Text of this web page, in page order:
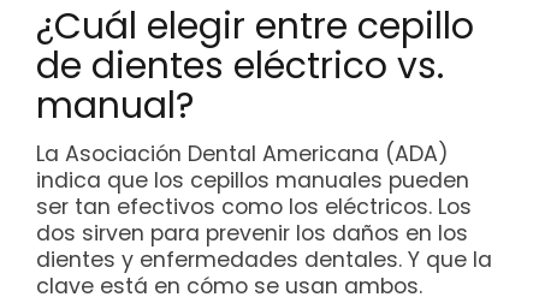
¿Cuál elegir entre cepillo
de dientes eléctrico vs.
manual?
La Asociación Dental Americana (ADA)
indica que los cepillos manuales pueden
ser tan efectivos como los eléctricos. Los
dos sirven para prevenir los daños en los
dientes y enfermedades dentales. Y que la
clave está en cómo se usan ambos.